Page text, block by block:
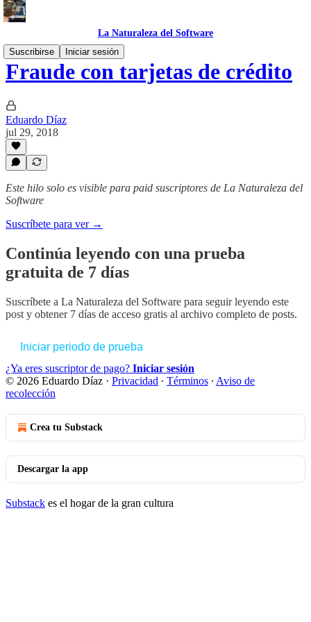
La Naturaleza del Software
Suscribirse
Iniciar sesión
Fraude con tarjetas de crédito
Eduardo Díaz
jul 29, 2018
Este hilo solo es visible para paid suscriptores de La Naturaleza del
Software
Suscríbete para ver →
Continúa leyendo con una prueba
gratuita de 7 días
Suscríbete a La Naturaleza del Software para seguir leyendo este
post y obtener 7 días de acceso gratis al archivo completo de posts.
Iniciar periodo de prueba
¿Ya eres suscriptor de pago? Iniciar sesión
© 2026 Eduardo Díaz · Privacidad ∙ Términos ∙ Aviso de
recolección
Crea tu Substack
Descargar la app
Substack es el hogar de la gran cultura